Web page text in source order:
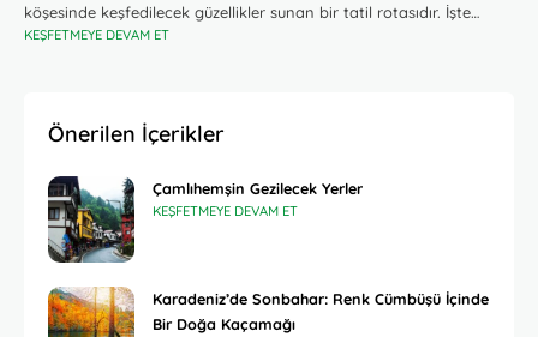
köşesinde keşfedilecek güzellikler sunan bir tatil rotasıdır. İşte
Karadeniz’in çeşitli şehir ve ilçelerindeki önemli yerler ve aktiviteleri
KEŞFETMEYE DEVAM ET
Önerilen İçerikler
Çamlıhemşin Gezilecek Yerler
KEŞFETMEYE DEVAM ET
Karadeniz’de Sonbahar: Renk Cümbüşü İçinde
Bir Doğa Kaçamağı